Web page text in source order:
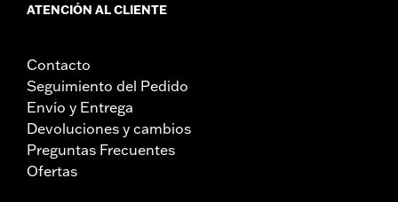
ATENCIÓN AL CLIENTE
Contacto
Seguimiento del Pedido
Envío y Entrega
Devoluciones y cambios
Preguntas Frecuentes
Ofertas